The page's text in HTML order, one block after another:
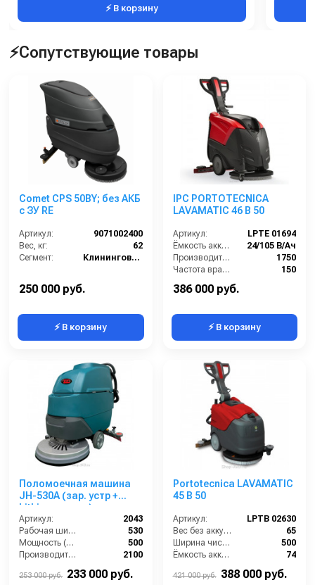
⚡ В корзину
⚡Сопутствующие товары
Comet CPS 50BY; без АКБ
с ЗУ RE
Артикул:
9071002400
Вес, кг:
62
Сегмент:
Клининговое оборудование
250 000 руб.
⚡ В корзину
IPC PORTOTECNICA
LAVAMATIC 46 B 50
Артикул:
LPTE 01694
Ёмкость аккумуляторов (Ач):
24/105 В/Ач
Производительность по площади (м2/ч):
1750
Частота вращения щетки (об/мин):
150
386 000 руб.
⚡ В корзину
Поломоечная машина
JH-530A (зар. устр +
Lithium аккум.)
Артикул:
2043
Рабочая ширина (мм):
530
Мощность (Вт):
500
Производительность по площади (м2/ч):
2100
253 000 руб. 233 000 руб.
Portotecnica LAVAMATIC
45 B 50
Артикул:
LPTB 02630
Вес без аккумуляторов (кг):
65
Ширина чистки щёток (мм):
500
Ёмкость аккумуляторов (Ач):
74
421 000 руб. 388 000 руб.